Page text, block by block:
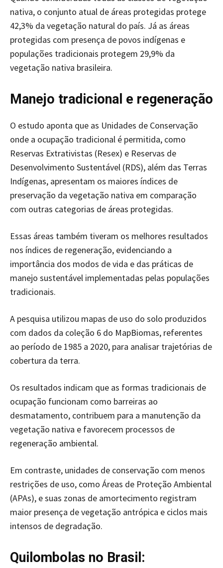
nativa, o conjunto atual de áreas protegidas protege
42,3% da vegetação natural do país. Já as áreas
protegidas com presença de povos indígenas e
populações tradicionais protegem 29,9% da
vegetação nativa brasileira.
Manejo tradicional e regeneração
O estudo aponta que as Unidades de Conservação
onde a ocupação tradicional é permitida, como
Reservas Extrativistas (Resex) e Reservas de
Desenvolvimento Sustentável (RDS), além das Terras
Indígenas, apresentam os maiores índices de
preservação da vegetação nativa em comparação
com outras categorias de áreas protegidas.
Essas áreas também tiveram os melhores resultados
nos índices de regeneração, evidenciando a
importância dos modos de vida e das práticas de
manejo sustentável implementadas pelas populações
tradicionais.
A pesquisa utilizou mapas de uso do solo produzidos
com dados da coleção 6 do MapBiomas, referentes
ao período de 1985 a 2020, para analisar trajetórias de
cobertura da terra.
Os resultados indicam que as formas tradicionais de
ocupação funcionam como barreiras ao
desmatamento, contribuem para a manutenção da
vegetação nativa e favorecem processos de
regeneração ambiental.
Em contraste, unidades de conservação com menos
restrições de uso, como Áreas de Proteção Ambiental
(APAs), e suas zonas de amortecimento registram
maior presença de vegetação antrópica e ciclos mais
intensos de degradação.
Quilombolas no Brasil: